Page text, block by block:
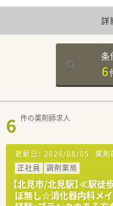
詳
条
6
6 件の薬剤師求人
更新日： 2026/08/05 薬剤
正社員
調剤薬局
【北見市/北見駅】≪駅
ぼ無し☆消化器内科メ